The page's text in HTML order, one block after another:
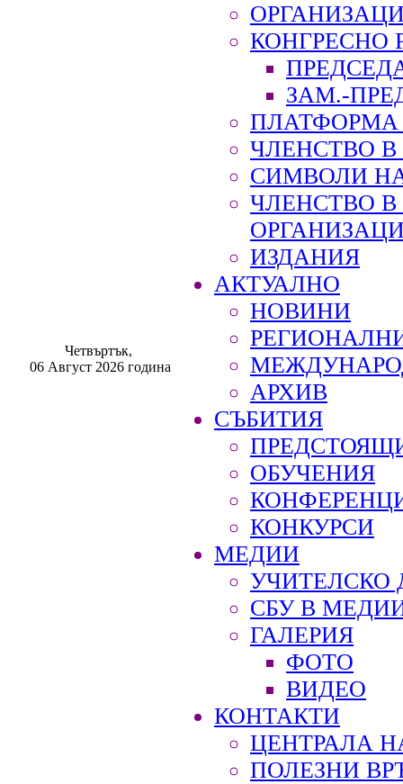
Четвъртък,
06 Август 2026 година
КОНГРЕСНО
ЗАМ.-
ПЛАТФОРМА
ЧЛЕНСТВО В
СИМВОЛИ
ЧЛЕНСТВО
ИЗДАНИЯ
АКТУАЛНО
НОВИНИ
АРХИВ
СЪБИТИЯ
ОБУЧЕНИЯ
КОНКУРСИ
МЕДИИ
УЧИТЕЛСКО
СБУ В
ГАЛЕРИЯ
ФОТО
ВИДЕО
КОНТАКТИ
ЦЕНТРАЛА
ПОЛЕЗНИ